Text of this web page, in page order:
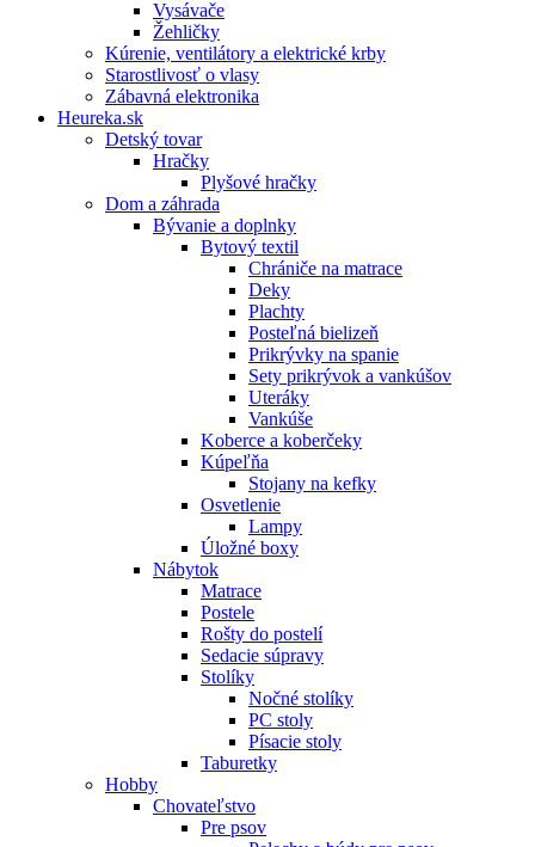
Vysávače
Žehličky
Kúrenie, ventilátory a elektrické krby
Starostlivosť o vlasy
Zábavná elektronika
Heureka.sk
Detský tovar
Hračky
Plyšové hračky
Dom a záhrada
Bývanie a doplnky
Bytový textil
Chrániče na matrace
Deky
Plachty
Posteľná bielizeň
Prikrývky na spanie
Sety prikrývok a vankúšov
Uteráky
Vankúše
Koberce a koberčeky
Kúpeľňa
Stojany na kefky
Osvetlenie
Lampy
Úložné boxy
Nábytok
Matrace
Postele
Rošty do postelí
Sedacie súpravy
Stolíky
Nočné stolíky
PC stoly
Písacie stoly
Taburetky
Hobby
Chovateľstvo
Pre psov